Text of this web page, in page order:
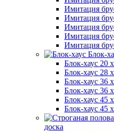
Имитация
Имитация
Имитация
Имитация
Имитация
Блок-
Блок-хаус 20
Блок-хаус 28
Блок-хаус 36
Блок-хаус 36
Блок-хаус 45
Блок-хаус 45
доска